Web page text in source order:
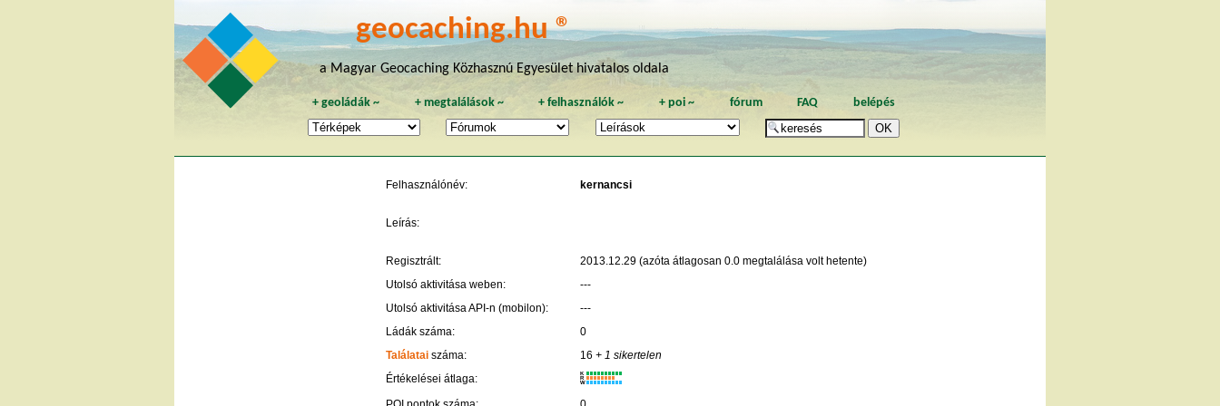
geocaching.hu ®
a Magyar Geocaching Közhasznú Egyesület hivatalos oldala
+geoládák ~ + megtalálások~ +felhasználók ~ + poi~ fórum FAQ belépés
Felhasználónév: kernancsi
Leírás:
Regisztrált:
2013.12.29 (azóta átlagosan 0.0 megtalálása volt hetente)
Utolsó aktivitása weben:
---
Utolsó aktivitása API-n (mobilon):
---
Ládák száma:
0
Találatai száma: 16 + 1 sikertelen
Értékelései átlaga:
K
R
W